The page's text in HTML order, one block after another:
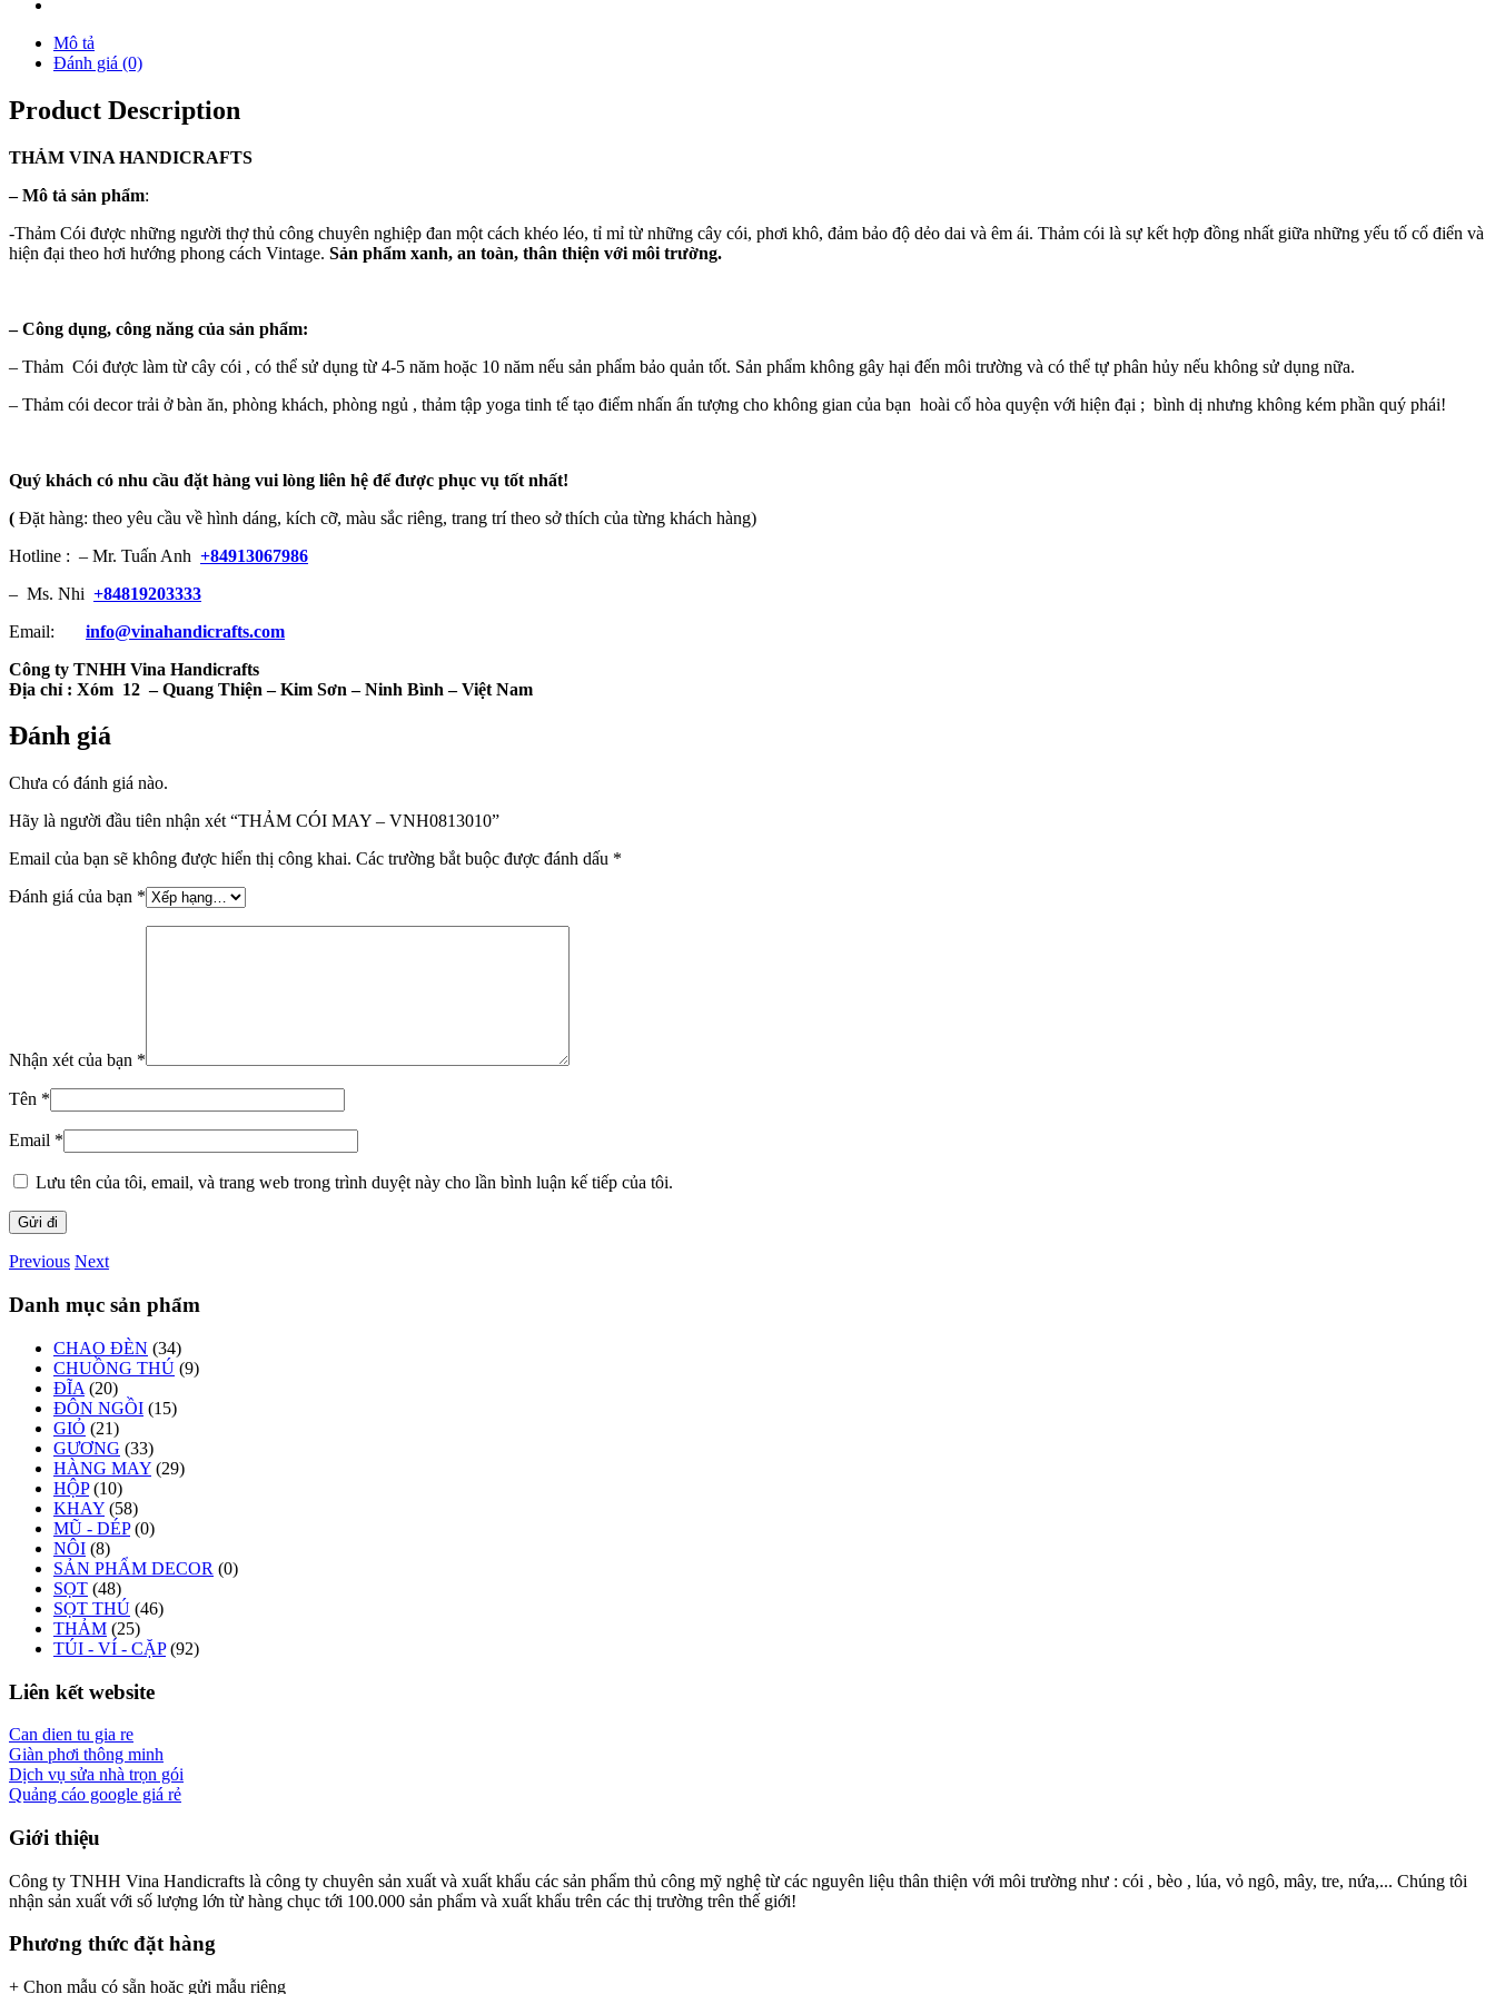
Mô tả
Đánh giá (0)
Product Description
THẢM VINA HANDICRAFTS
–Mô tả sản phẩm:
-Thảm Cói được những người thợ thủ công chuyên nghiệp đan một cách khéo léo, tỉ mỉ từ những cây cói, phơi khô, đảm bảo độ dẻo dai và êm ái. Thảm cói là sự kết hợp đồng nhất giữa những yếu tố cổ điển và
hiện đại theo hơi hướng phong cách Vintage. Sản phẩm xanh, an toàn, thân thiện với môi trường.
–Công dụng, công năng của sản phẩm:
– Thảm Cói được làm từ cây cói , có thể sử dụng từ 4-5 năm hoặc 10 năm nếu sản phẩm bảo quản tốt. Sản phẩm không gây hại đến môi trường và có thể tự phân hủy nếu không sử dụng nữa.
– Thảm cói decor trải ở bàn ăn, phòng khách, phòng ngủ , thảm tập yoga tinh tế tạo điểm nhấn ấn tượng cho không gian của bạn hoài cổ hòa quyện với hiện đại ; bình dị nhưng không kém phần quý phái!
Quý khách có nhu cầu đặt hàng vui lòng liên hệ để được phục vụ tốt nhất!
( Đặt hàng: theo yêu cầu về hình dáng, kích cỡ, màu sắc riêng, trang trí theo sở thích của từng khách hàng)
Hotline : – Mr. Tuấn Anh +84913067986
– Ms. Nhi +84819203333
Email: info@vinahandicrafts.com
Công ty TNHH Vina Handicrafts
Địa chỉ : Xóm 12 – Quang Thiện – Kim Sơn – Ninh Bình – Việt Nam
Đánh giá
Chưa có đánh giá nào.
Hãy là người đầu tiên nhận xét “THẢM CÓI MAY – VNH0813010”
Email của bạn sẽ không được hiển thị công khai. Các trường bắt buộc được đánh dấu *
Đánh giá của bạn *
Nhận xét của bạn *
Tên *
Email *
Lưu tên của tôi, email, và trang web trong trình duyệt này cho lần bình luận kế tiếp của tôi.
Previous Next
Danh mục sản phẩm
CHAO ĐÈN (34)
CHUỒNG THÚ (9)
ĐĨA (20)
ĐÔN NGỒI (15)
GIỎ (21)
GƯƠNG (33)
HÀNG MAY (29)
HỘP (10)
KHAY (58)
MŨ - DÉP (0)
NÔI (8)
SẢN PHẨM DECOR (0)
SỌT (48)
SỌT THÚ (46)
THẢM (25)
TÚI - VÍ - CẶP (92)
Liên kết website
Can dien tu gia re
Giàn phơi thông minh
Dịch vụ sửa nhà trọn gói
Quảng cáo google giá rẻ
Giới thiệu
Công ty TNHH Vina Handicrafts là công ty chuyên sản xuất và xuất khẩu các sản phẩm thủ công mỹ nghệ từ các nguyên liệu thân thiện với môi trường như : cói , bèo , lúa, vỏ ngô, mây, tre, nứa,... Chúng tôi
nhận sản xuất với số lượng lớn từ hàng chục tới 100.000 sản phẩm và xuất khẩu trên các thị trường trên thế giới!
Phương thức đặt hàng
+ Chọn mẫu có sẵn hoặc gửi mẫu riêng